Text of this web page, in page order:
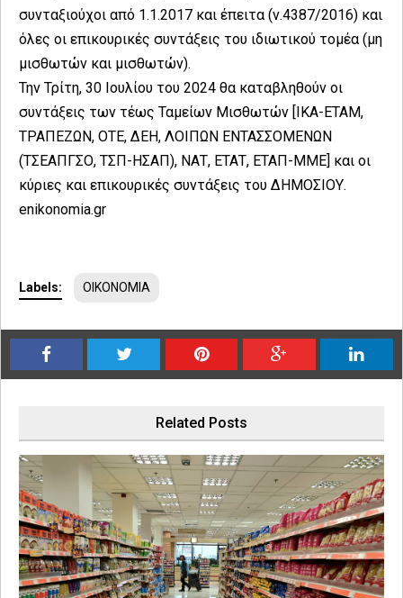
συνταξιούχοι από 1.1.2017 και έπειτα (ν.4387/2016) και
όλες οι επικουρικές συντάξεις του ιδιωτικού τομέα (μη
μισθωτών και μισθωτών).
Την Τρίτη, 30 Ιουλίου του 2024 θα καταβληθούν οι
συντάξεις των τέως Ταμείων Μισθωτών [ΙΚΑ-ΕΤΑΜ,
ΤΡΑΠΕΖΩΝ, ΟΤΕ, ΔΕΗ, ΛΟΙΠΩΝ ΕΝΤΑΣΣΟΜΕΝΩΝ
(ΤΣΕΑΠΓΣΟ, ΤΣΠ-ΗΣΑΠ), ΝΑΤ, ΕΤΑΤ, ΕΤΑΠ-ΜΜΕ] και οι
κύριες και επικουρικές συντάξεις του ΔΗΜΟΣΙΟΥ.
enikonomia.gr
Labels: ΟΙΚΟΝΟΜΙΑ
Related Posts